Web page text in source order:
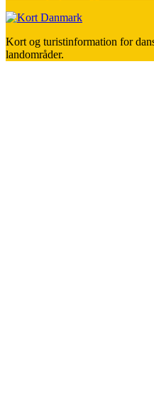
Kort og turistinformation for
landområder.